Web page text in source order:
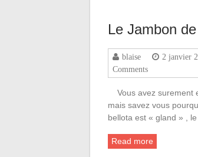
Le Jambon
blaise 2 janvier
Comments
Vous avez surement
mais savez vous
bellota est « gland » ,
Read more